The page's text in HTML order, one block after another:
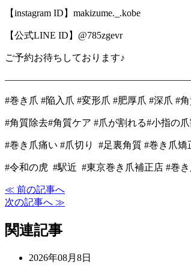
【instagram ID】makizume._.kobe
【公式LINE ID】@785zgevr
ご予約お待ちしております♪
#巻き爪 #陥入爪 #変形爪 #肥厚爪 #深爪 #
#角質除去#角質ケア #爪が割れる#小指の
#巻き爪痛い #爪切り #足裏角質 #巻き爪矯
#令和の虎 #駅近 #東京巻き爪補正店 #巻
≪ 前の記事へ
次の記事へ ≫
関連記事
2026年08月8日